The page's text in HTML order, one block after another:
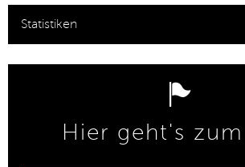
Statistiken
Hier geht's